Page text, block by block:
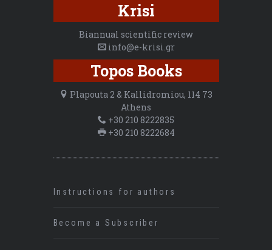
Krisi
Biannual scientific review
info@e-krisi.gr
Topos Books
Plapouta 2 & Kallidromiou, 114 73
Athens
+30 210 8222835
+30 210 8222684
Instructions for authors
Become a Subscriber